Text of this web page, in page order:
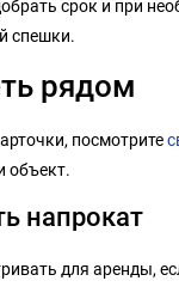
срок и при
спешки.
рядом
посмотрите
объект.
напрокат
для аренды,